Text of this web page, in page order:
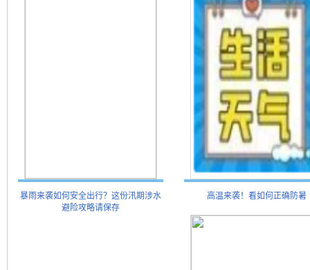
暴雨来袭如何安全出行？这份汛期涉水
避险攻略请保存
高温来袭！看如何正确防暑